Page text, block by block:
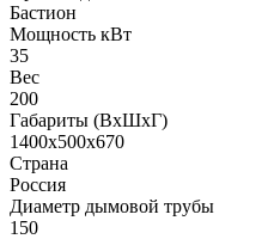
Бастион
Мощность кВт
35
Вес
200
Габариты (ВхШхГ)
1400х500х670
Страна
Россия
Диаметр дымовой трубы
150